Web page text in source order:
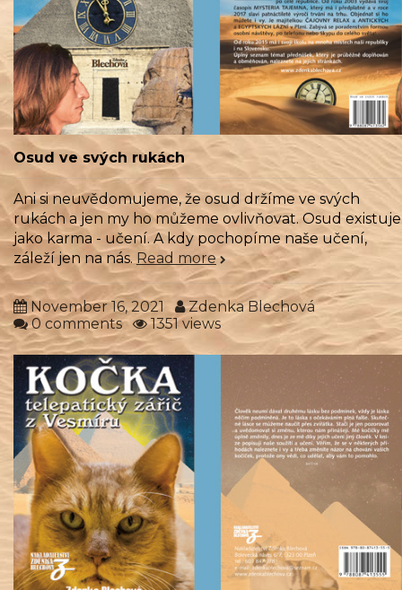
Osud ve svých rukách
Ani si neuvědomujeme, že osud držíme ve svých
rukách a jen my ho můžeme ovlivňovat. Osud existuje
jako karma - učení. A kdy pochopíme naše učení,
záleží jen na nás.Read more
November 16, 2021
Zdenka Blechová
0 comments
1351 views